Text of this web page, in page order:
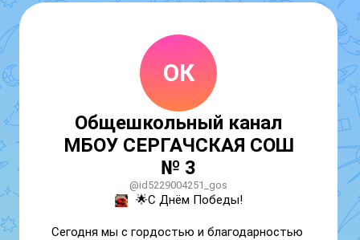
ОК
Общешкольный канал
МБОУ СЕРГАЧСКАЯ СОШ
№ 3
@id5229004251_gos
🌟С Днём Победы!
Сегодня мы с гордостью и благодарностью